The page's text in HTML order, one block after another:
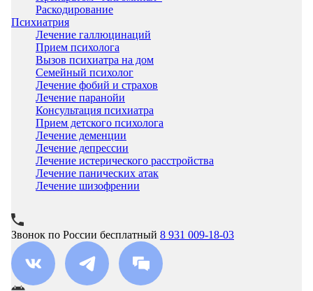
Раскодирование
Психиатрия
Лечение галлюцинаций
Прием психолога
Вызов психиатра на дом
Семейный психолог
Лечение фобий и страхов
Лечение паранойи
Консультация психиатра
Прием детского психолога
Лечение деменции
Лечение депрессии
Лечение истерического расстройства
Лечение панических атак
Лечение шизофрении
Звонок по России бесплатный 8 931 009-18-03